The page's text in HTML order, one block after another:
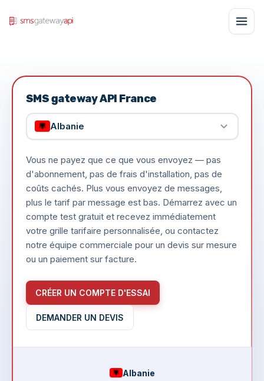
SMS gateway API France
Albanie
Vous ne payez que ce que vous envoyez — pas
d'abonnement, pas de frais d'installation, pas de
coûts cachés. Plus vous envoyez de messages,
plus le tarif par message est bas. Démarrez avec un
compte test gratuit et recevez immédiatement
votre grille tarifaire personnalisée, ou contactez
notre équipe commerciale pour un devis sur mesure
ou un paiement sur facture.
CRÉER UN COMPTE D'ESSAI
DEMANDER UN DEVIS
Albanie